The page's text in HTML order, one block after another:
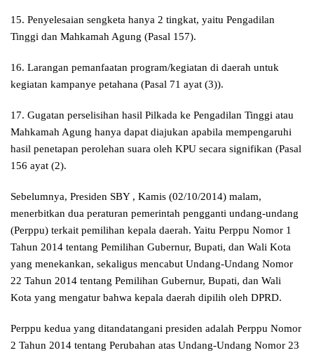
15. Penyelesaian sengketa hanya 2 tingkat, yaitu Pengadilan
Tinggi dan Mahkamah Agung (Pasal 157).
16. Larangan pemanfaatan program/kegiatan di daerah untuk
kegiatan kampanye petahana (Pasal 71 ayat (3)).
17. Gugatan perselisihan hasil Pilkada ke Pengadilan Tinggi atau
Mahkamah Agung hanya dapat diajukan apabila mempengaruhi
hasil penetapan perolehan suara oleh KPU secara signifikan (Pasal
156 ayat (2).
Sebelumnya, Presiden SBY , Kamis (02/10/2014) malam,
menerbitkan dua peraturan pemerintah pengganti undang-undang
(Perppu) terkait pemilihan kepala daerah. Yaitu Perppu Nomor 1
Tahun 2014 tentang Pemilihan Gubernur, Bupati, dan Wali Kota
yang menekankan, sekaligus mencabut Undang-Undang Nomor
22 Tahun 2014 tentang Pemilihan Gubernur, Bupati, dan Wali
Kota yang mengatur bahwa kepala daerah dipilih oleh DPRD.
Perppu kedua yang ditandatangani presiden adalah Perppu Nomor
2 Tahun 2014 tentang Perubahan atas Undang-Undang Nomor 23